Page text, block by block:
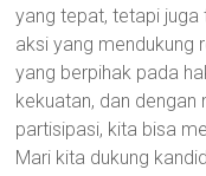
yang tepat, tetapi
aksi yang mendukung
yang berpihak pada
kekuatan, dan
partisipasi, kita bisa
Mari kita dukung